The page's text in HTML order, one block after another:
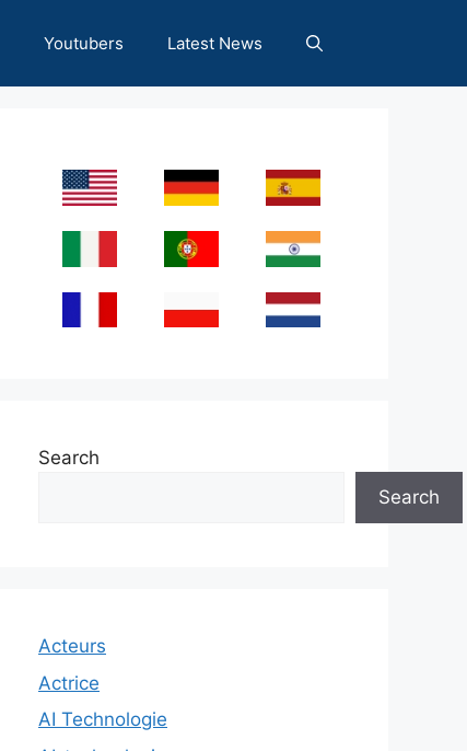
Youtubers Latest News
Search
Search
Acteurs
Actrice
AI Technologie